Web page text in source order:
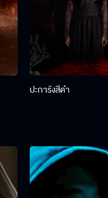
ปะการังสีดำ